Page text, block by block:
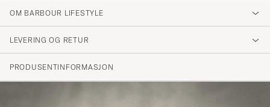
4.6
(17)
(1)
OM BARBOUR LIFESTYLE
LEVERING OG RETUR
PRODUSENTINFORMASJON